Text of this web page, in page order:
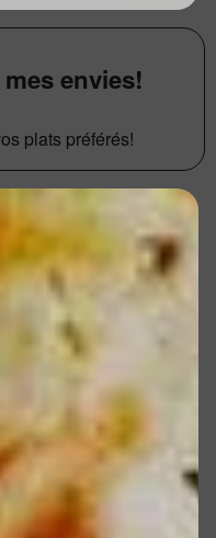
envies!
plats préférés!